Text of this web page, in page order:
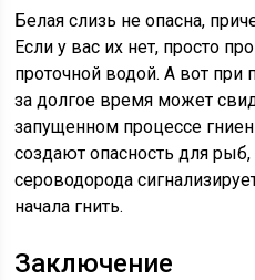
Белая слизь не опасна,
Если у вас их нет, просто
проточной водой. А вот
за долгое время может
запущенном процессе
создают опасность для рыб,
сероводорода
начала гнить.
Заключение